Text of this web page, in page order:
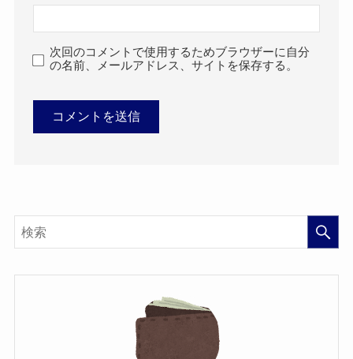
次回のコメントで使用するためブラウザーに自分
の名前、メールアドレス、サイトを保存する。